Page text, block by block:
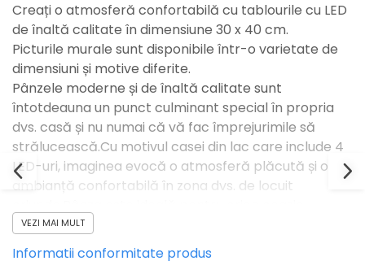
Creați o atmosferă confortabilă cu tablourile cu LED
de înaltă calitate în dimensiune 30 x 40 cm.
Picturile murale sunt disponibile într-o varietate de
dimensiuni și motive diferite.
Pânzele moderne și de înaltă calitate sunt
întotdeauna un punct culminant special în propria
dvs. casă și nu numai că vă fac împrejurimile să
strălucească.Cu motivul casei din lac care include 4
LED-uri, imaginea evocă o atmosferă plăcută și o
ambianță confortabilă în zona dvs. de locuit
datorită motivului atemporal.Funcționarea cu
baterie face posibilă agățarea individuală a picturii
pentru că nu trebuie să vă faceți griji cu privire la un
VEZI MAI MULT
Informatii conformitate produs